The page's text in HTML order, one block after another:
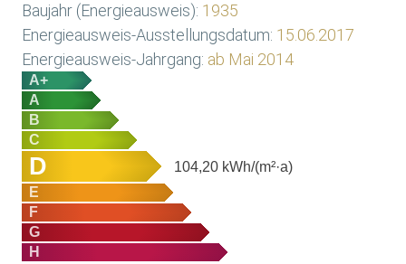
Baujahr (Energieausweis): 1935
Energieausweis-Ausstellungsdatum: 15.06.2017
Energieausweis-Jahrgang: ab Mai 2014
A+
A
B
C
D 104,20 kWh/(m²·a)
E
F
G
H